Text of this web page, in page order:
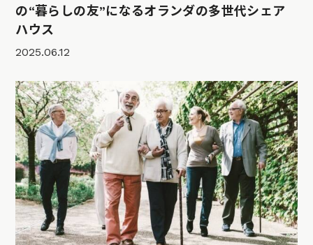
の“暮らしの友”になるオランダの多世代シェア
ハウス
2025.06.12